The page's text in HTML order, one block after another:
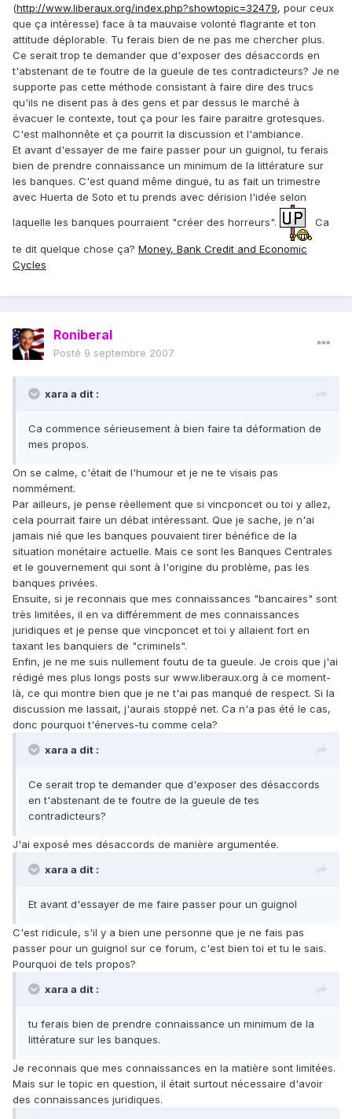
(http://www.liberaux.org/index.php?showtopic=32479, pour ceux
que ça intéresse) face à ta mauvaise volonté flagrante et ton
attitude déplorable. Tu ferais bien de ne pas me chercher plus.
Ce serait trop te demander que d'exposer des désaccords en
t'abstenant de te foutre de la gueule de tes contradicteurs? Je ne
supporte pas cette méthode consistant à faire dire des trucs
qu'ils ne disent pas à des gens et par dessus le marché à
évacuer le contexte, tout ça pour les faire paraitre grotesques.
C'est malhonnête et ça pourrit la discussion et l'ambiance.
Et avant d'essayer de me faire passer pour un guignol, tu ferais
bien de prendre connaissance un minimum de la littérature sur
les banques. C'est quand même dingue, tu as fait un trimestre
avec Huerta de Soto et tu prends avec dérision l'idée selon
laquelle les banques pourraient "créer des horreurs".
Ca
te dit quelque chose ça? Money, Bank Credit and Economic
Cycles
Roniberal
Posté 9 septembre 2007
xara a dit :
Ca commence sérieusement à bien faire ta déformation de
mes propos.
On se calme, c'était de l'humour et je ne te visais pas
nommément.
Par ailleurs, je pense réellement que si vincponcet ou toi y allez,
cela pourrait faire un débat intéressant. Que je sache, je n'ai
jamais nié que les banques pouvaient tirer bénéfice de la
situation monétaire actuelle. Mais ce sont les Banques Centrales
et le gouvernement qui sont à l'origine du problème, pas les
banques privées.
Ensuite, si je reconnais que mes connaissances "bancaires" sont
très limitées, il en va différemment de mes connaissances
juridiques et je pense que vincponcet et toi y allaient fort en
taxant les banquiers de "criminels".
Enfin, je ne me suis nullement foutu de ta gueule. Je crois que j'ai
rédigé mes plus longs posts sur www.liberaux.org à ce moment-
là, ce qui montre bien que je ne t'ai pas manqué de respect. Si la
discussion me lassait, j'aurais stoppé net. Ca n'a pas été le cas,
donc pourquoi t'énerves-tu comme cela?
xara a dit :
Ce serait trop te demander que d'exposer des désaccords
en t'abstenant de te foutre de la gueule de tes
contradicteurs?
J'ai exposé mes désaccords de manière argumentée.
xara a dit :
Et avant d'essayer de me faire passer pour un guignol
C'est ridicule, s'il y a bien une personne que je ne fais pas
passer pour un guignol sur ce forum, c'est bien toi et tu le sais.
Pourquoi de tels propos?
xara a dit :
tu ferais bien de prendre connaissance un minimum de la
littérature sur les banques.
Je reconnais que mes connaissances en la matière sont limitées.
Mais sur le topic en question, il était surtout nécessaire d'avoir
des connaissances juridiques.